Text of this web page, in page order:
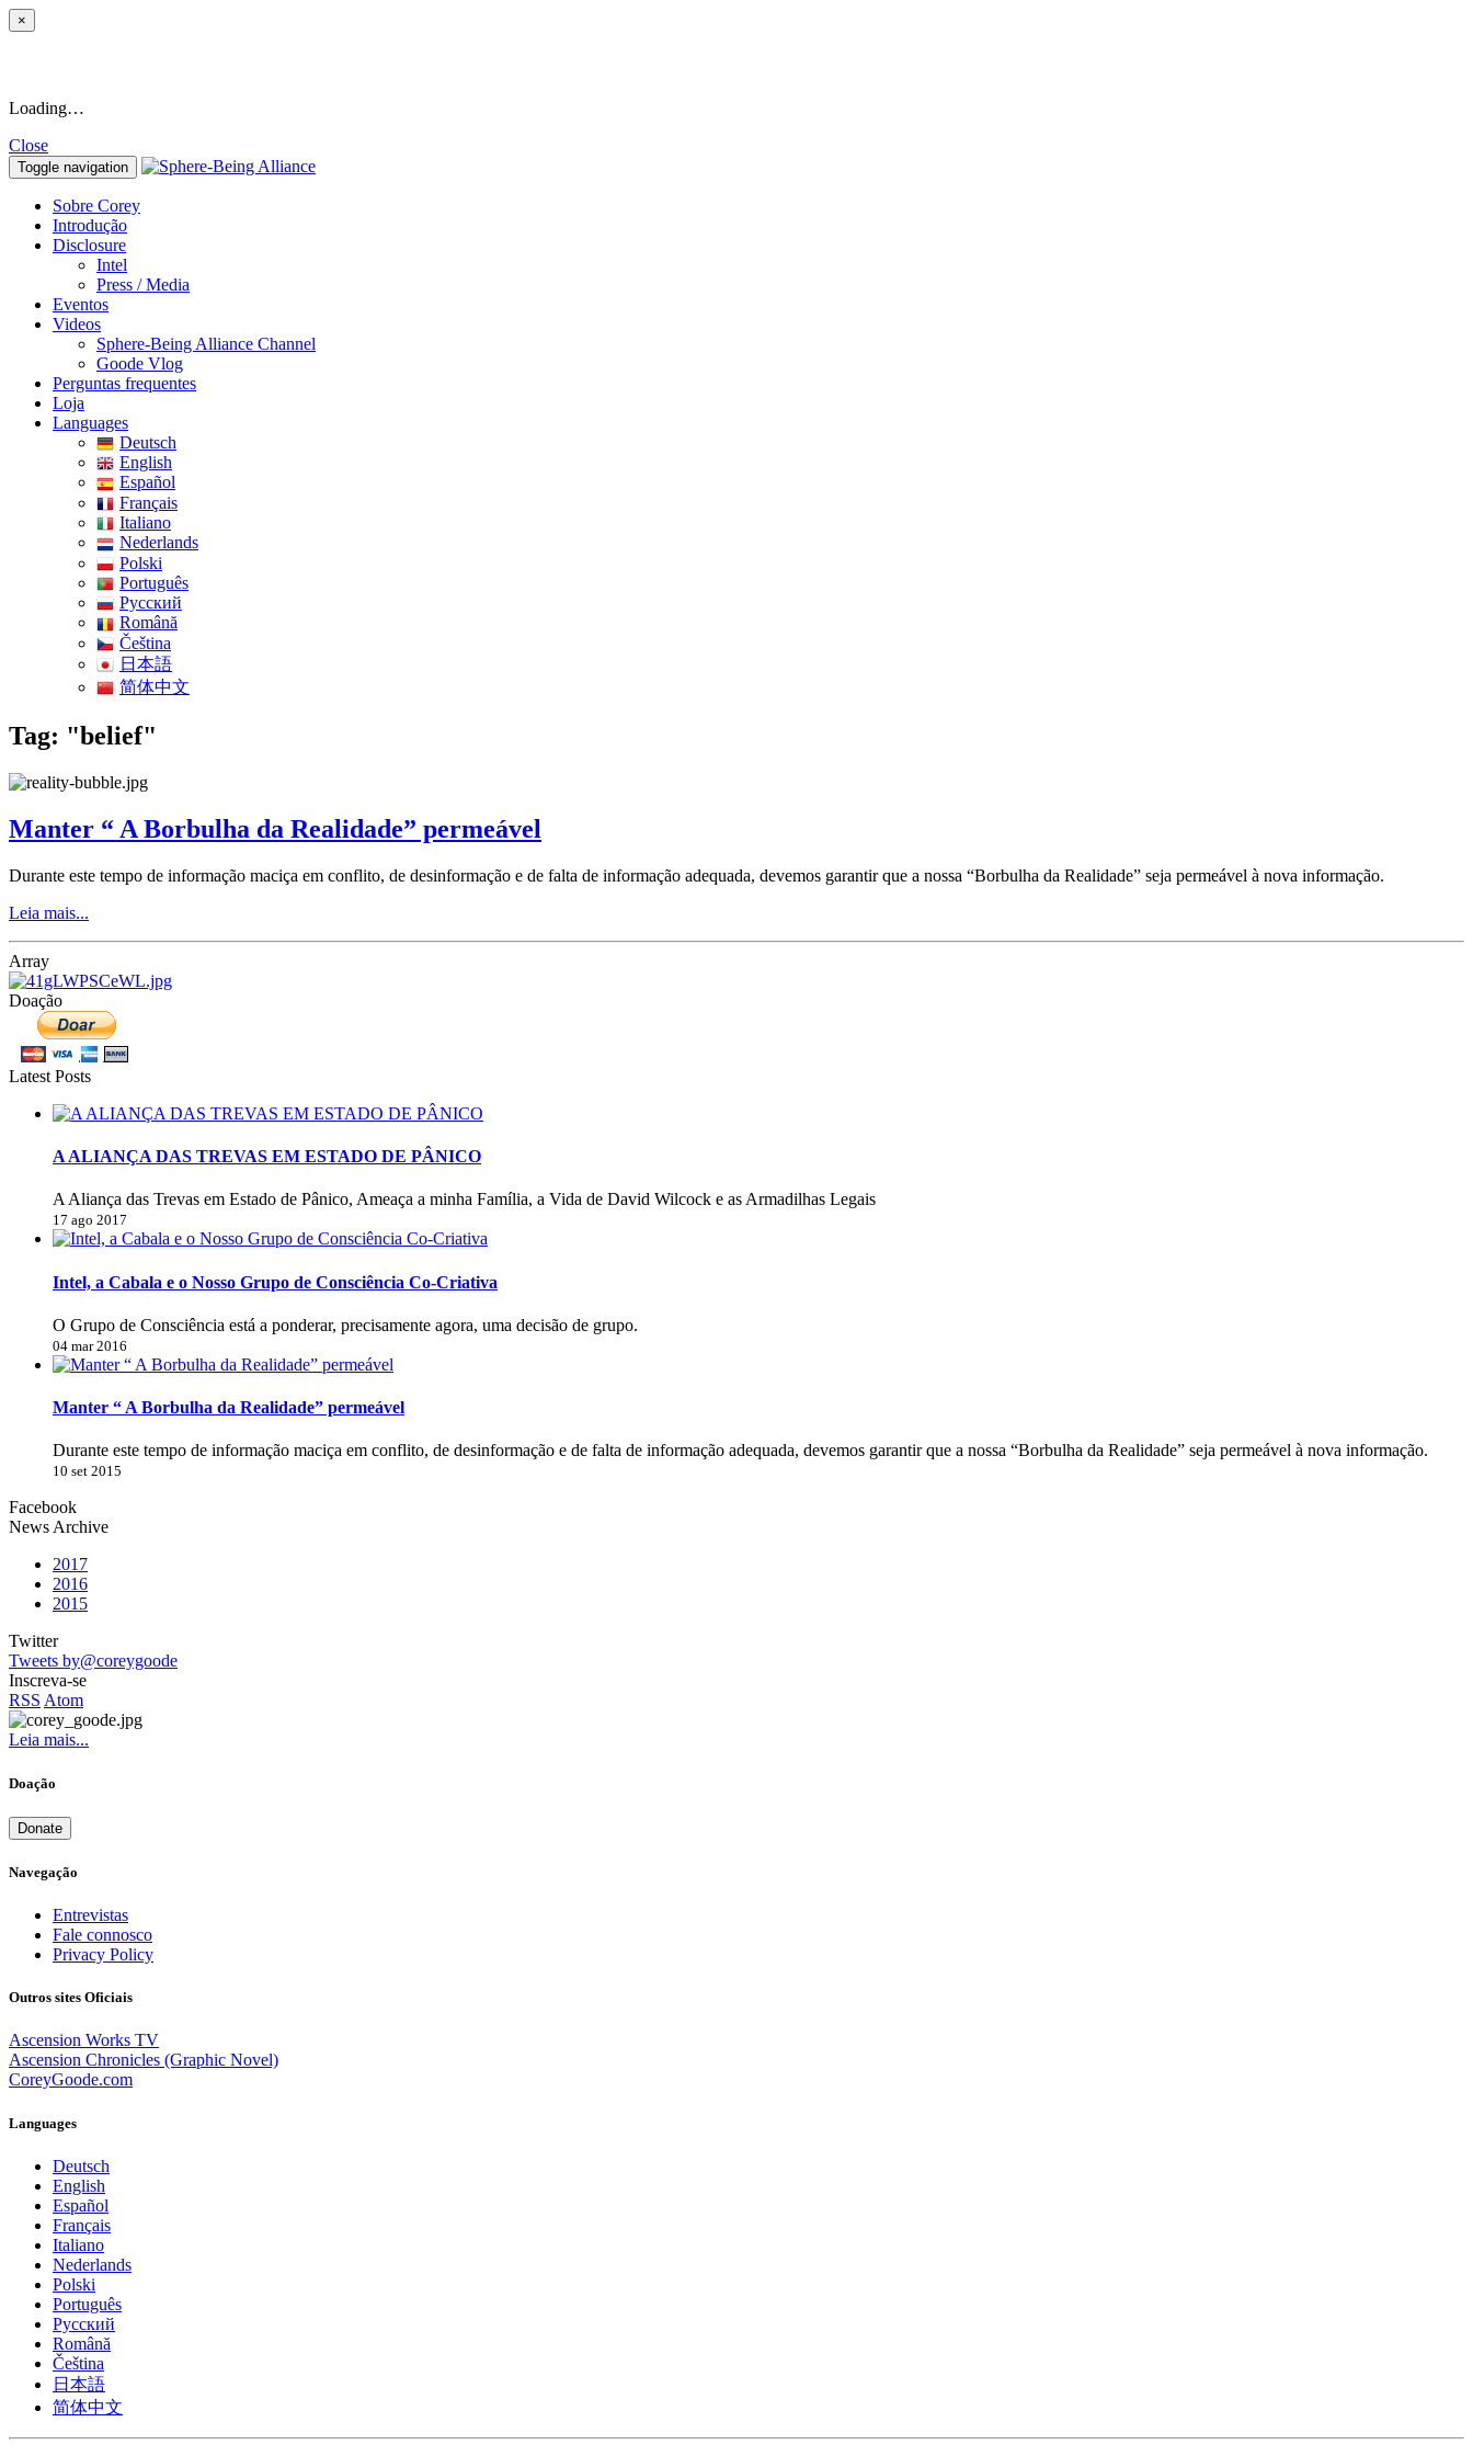
×
Loading…
Close
Toggle navigation
Sobre Corey
Introdução
Disclosure
Intel
Press / Media
Eventos
Videos
Sphere-Being Alliance Channel
Goode Vlog
Perguntas frequentes
Loja
Languages
Deutsch
English
Español
Français
Italiano
Nederlands
Polski
Português
Pусский
Română
Čeština
日本語
简体中文
Tag: "belief"
Manter “ A Borbulha da Realidade” permeável
Durante este tempo de informação maciça em conflito, de desinformação e de falta de informação adequada, devemos garantir que a nossa “Borbulha da Realidade” seja permeável à nova informação.
Leia mais...
Array
Doação
Latest Posts
A ALIANÇA DAS TREVAS EM ESTADO DE PÂNICO
A Aliança das Trevas em Estado de Pânico, Ameaça a minha Família, a Vida de David Wilcock e as Armadilhas Legais
17 ago 2017
Intel, a Cabala e o Nosso Grupo de Consciência Co-Criativa
O Grupo de Consciência está a ponderar, precisamente agora, uma decisão de grupo.
04 mar 2016
Manter “ A Borbulha da Realidade” permeável
Durante este tempo de informação maciça em conflito, de desinformação e de falta de informação adequada, devemos garantir que a nossa “Borbulha da Realidade” seja permeável à nova informação.
10 set 2015
Facebook
News Archive
2017
2016
2015
Twitter
Tweets by@coreygoode
Inscreva-se
RSS Atom
Leia mais...
Doação
Donate
Navegação
Entrevistas
Fale connosco
Privacy Policy
Outros sites Oficiais
Ascension Works TV
Ascension Chronicles (Graphic Novel)
CoreyGoode.com
Languages
Deutsch
English
Español
Français
Italiano
Nederlands
Polski
Português
Pусский
Română
Čeština
日本語
简体中文